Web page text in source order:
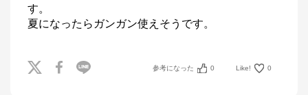
す。
夏になったらガンガン使えそうです。
参考になった 0 Like! 0